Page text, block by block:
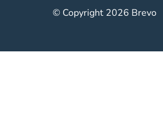
© Copyright 2026 Brevo